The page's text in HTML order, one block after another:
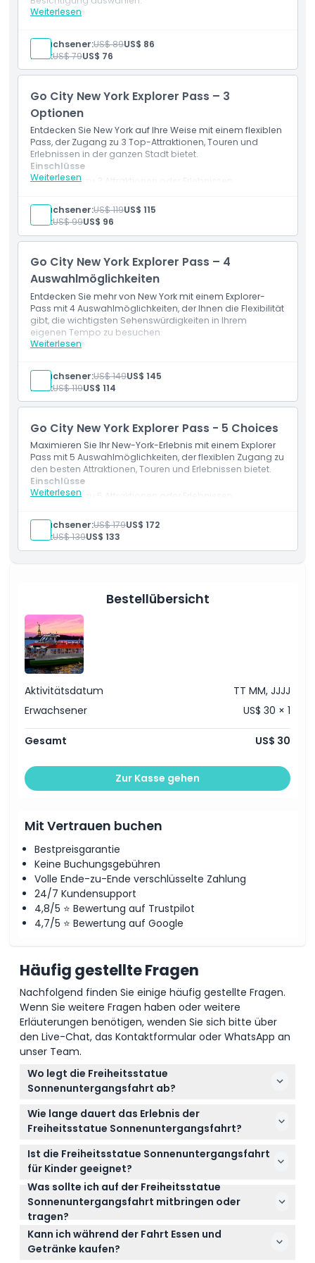
Richtlinie für Kinder und Erwachsene
Ausschlüsse
Dinge, die Sie wissen sollten
Ort
Wie man dorthin gelangt
So lösen Sie ein
Kleiderordnung
Stornierungsbedingungen
Weiterlesen
Einschlüsse
Eintritt zu beliebten New Yorker Sehenswürdigkeiten
und Aktivitäten
Digitaler Reiseführer mit Informationen zu den
Attraktionen
Attraktionen
Gültig für 30 Tage ab der ersten Nutzung
Erwachsener:US$ 89US$ 86
Kind:US$ 79US$ 76
Go City New York Explorer Pass – 3
Optionen
Entdecken Sie New York auf Ihre Weise mit einem flexiblen
Pass, der Zugang zu 3 Top-Attraktionen, Touren und
Erlebnissen in der ganzen Stadt bietet.
Weiterlesen
Einschlüsse
Zugang zu 3 Attraktionen oder Erlebnissen
und Aktivitäten
Digitaler Reiseführer inklusive
Rabatte an teilnehmenden Veranstaltungsorten
Gültig für 30 Tage nach dem ersten Besuch einer
Erwachsener:US$ 119US$ 115
Kind:US$ 99US$ 96
Go City New York Explorer Pass – 4
Auswahlmöglichkeiten
Entdecken Sie mehr von New York mit einem Explorer-
Pass mit 4 Auswahlmöglichkeiten, der Ihnen die Flexibilität
gibt, die wichtigsten Sehenswürdigkeiten in Ihrem
eigenen Tempo zu besuchen.
Weiterlesen
Einschlüsse
Eintritt zu beliebten Touristenattraktionen und Touren
Digitaler Sightseeing-Guide inklusive
Exklusive Rabatte und Angebote
Gültig für 30 aufeinanderfolgende Tage ab erster
Erwachsener:US$ 149US$ 145
Kind:US$ 119US$ 114
Go City New York Explorer Pass - 5 Choices
Maximieren Sie Ihr New-York-Erlebnis mit einem Explorer
Pass mit 5 Auswahlmöglichkeiten, der flexiblen Zugang zu
den besten Attraktionen, Touren und Erlebnissen bietet.
Weiterlesen
Einschlüsse
Zugang zu 5 Attraktionen oder Erlebnissen
Sehenswürdigkeiten in New York
Digitaler Reiseführer für eine einfache Planung
Rabatte und Angebote bei ausgewählten
Erwachsener:US$ 179US$ 172
Kind:US$ 139US$ 133
Bestellübersicht
Aktivitätsdatum
TT MM, JJJJ
Erwachsener
US$ 30 × 1
Gesamt US$ 30
Zur Kasse gehen
Mit Vertrauen buchen
Bestpreisgarantie
Keine Buchungsgebühren
Volle Ende-zu-Ende verschlüsselte Zahlung
24/7 Kundensupport
4,8/5 ⭐ Bewertung auf Trustpilot
4,7/5 ⭐ Bewertung auf Google
Häufig gestellte Fragen
Nachfolgend finden Sie einige häufig gestellte Fragen.
Wenn Sie weitere Fragen haben oder weitere
Erläuterungen benötigen, wenden Sie sich bitte über
den Live-Chat, das Kontaktformular oder WhatsApp an
unser Team.
Wo legt die Freiheitsstatue
Sonnenuntergangsfahrt ab?
Die Fahrt beginnt an Pier 16 in New York City, wo Sie
Ihre beeindruckende Sonnenuntergangstour rund
Wie lange dauert das Erlebnis der
Freiheitsstatue Sonnenuntergangsfahrt?
Die Fahrt dauert zwischen 60 und 90 Minuten und
bietet Ihnen ausreichend Zeit, um
atemberaubende Ausblicke auf die Freiheitsstatue
und die Stadtsilhouette bei Sonnenuntergang zu
genießen.
Ist die Freiheitsstatue Sonnenuntergangsfahrt
für Kinder geeignet?
Ja, Kinder im Alter von 0-2 Jahren fahren kostenlos,
benötigen aber ein Kleinkindticket, Kinder von 0-12
Jahren müssen von einem zahlenden Erwachsenen
begleitet werden, und alle ab 13 Jahren zahlen den
Erwachsenentarif.
Was sollte ich auf der Freiheitsstatue
Sonnenuntergangsfahrt mitbringen oder
tragen?
Kleiden Sie sich wettergerecht, da die Fahrt über
Außendecks verfügt; wenn Sie zu Reisekrankheit
Kann ich während der Fahrt Essen und
Getränke kaufen?